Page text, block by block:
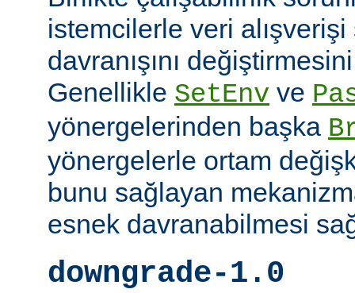
istemcilerle veri alışverişi
davranışını
Genellikle SetEnv ve
yönergelerinden başka
yönergelerle ortam
bunu sağlayan
esnek davranabilmesi
downgrade-1.0